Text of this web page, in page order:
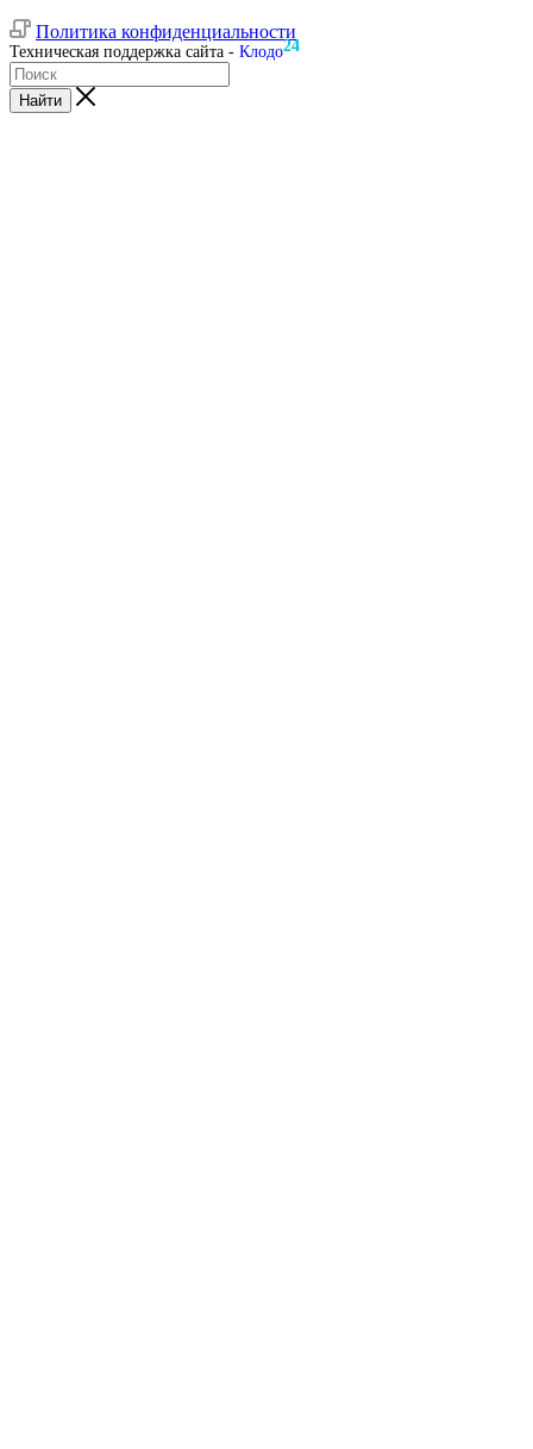
Политика конфиденциальности
Техническая поддержка сайта - Клодо24
Найти